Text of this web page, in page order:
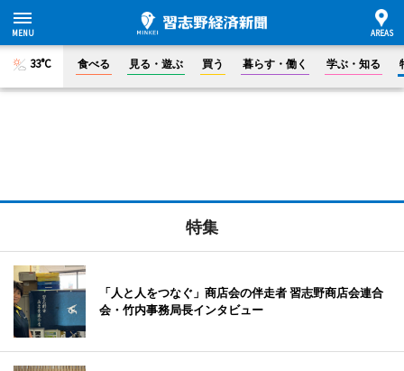
33°C 食べる 見る・遊ぶ 買う 暮らす・働く 学ぶ・知る
特集
「人と人をつなぐ」商店会の伴走者 習志野商店会連合
会・竹内事務局長インタビュー